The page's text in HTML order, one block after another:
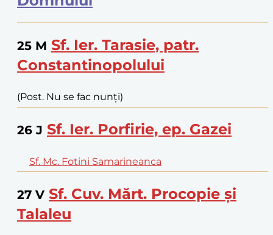
25 M Sf. Ier. Tarasie, patr.
Constantinopolului
(Post. Nu se fac nunți)
26 J Sf. Ier. Porfirie, ep. Gazei
Sf. Mc. Fotini Samarineanca
27 V Sf. Cuv. Mărt. Procopie și
Talaleu